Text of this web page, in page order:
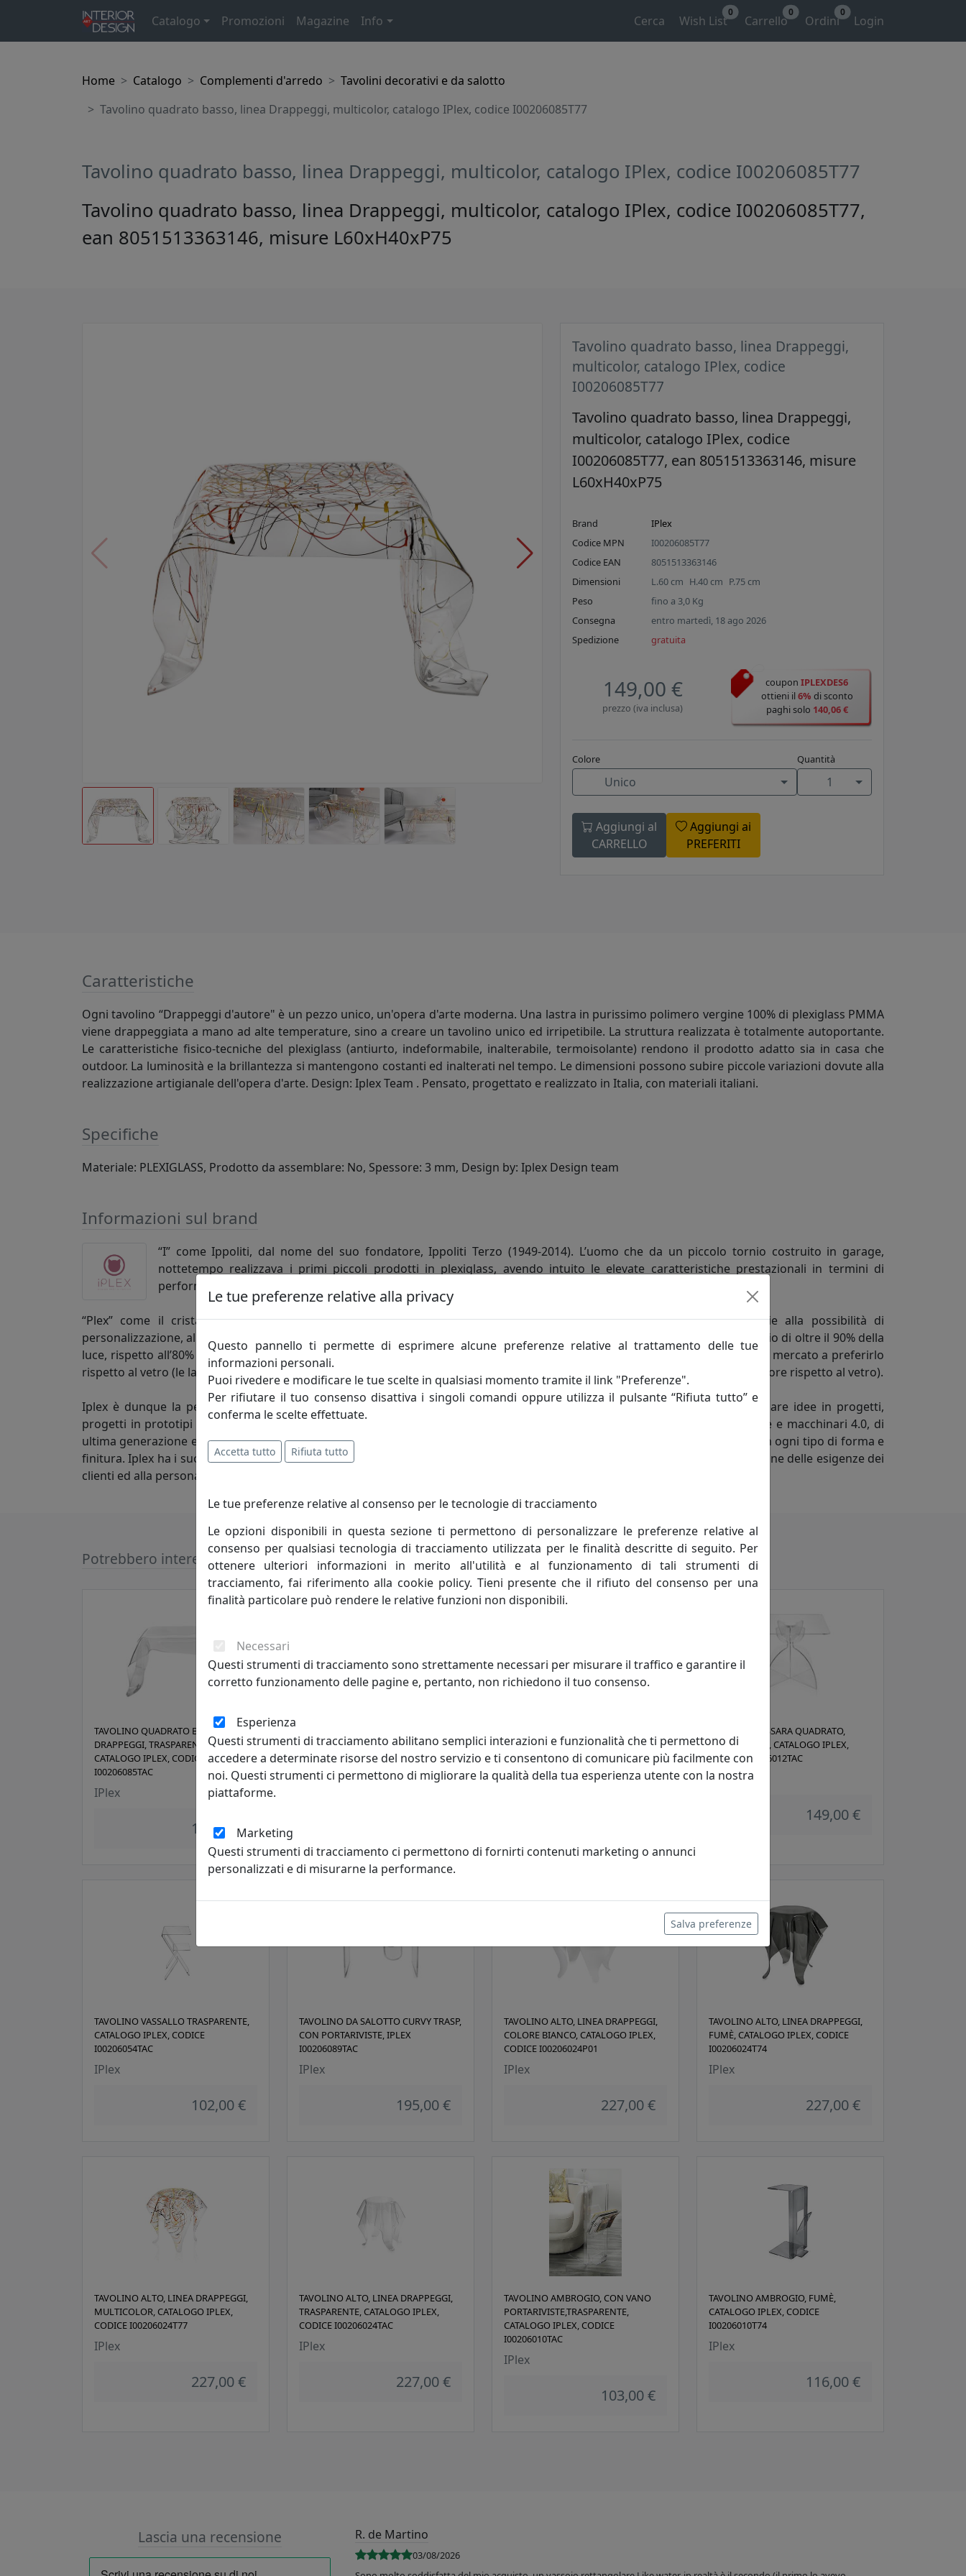
Catalogo Promozioni Magazine Info Cerca Wish List
0
Carrello
0
Ordini
0
Login
Home Catalogo Complementi d'arredo
Tavolini decorativi e da salotto
Tavolino quadrato basso, linea Drappeggi, multicolor, catalogo IPlex, codice I00206085T77
Tavolino quadrato basso, linea Drappeggi, multicolor, catalogo IPlex, codice I00206085T77
Tavolino quadrato basso, linea Drappeggi, multicolor, catalogo IPlex, codice I00206085T77,
ean 8051513363146, misure L60xH40xP75
Tavolino quadrato basso, linea Drappeggi,
multicolor, catalogo IPlex, codice
I00206085T77
Tavolino quadrato basso, linea Drappeggi,
multicolor, catalogo IPlex, codice
I00206085T77, ean 8051513363146, misure
L60xH40xP75
Brand
IPlex
Codice MPN
I00206085T77
Codice EAN
8051513363146
Dimensioni
L.60 cm H.40 cm P.75 cm
Peso
fino a 3,0 Kg
Consegna
entro martedì, 18 ago 2026
Spedizione
gratuita
149,00 €
prezzo (iva inclusa)
couponIPLEXDES6
ottieni il6% di sconto
paghi solo 140,06 €
Colore
Unico
Quantità
1
Aggiungi al
CARRELLO
Aggiungi ai
PREFERITI
Caratteristiche
Ogni tavolino “Drappeggi d'autore" è un pezzo unico, un'opera d'arte moderna. Una lastra in purissimo polimero vergine 100% di plexiglass PMMA
viene drappeggiata a mano ad alte temperature, sino a creare un tavolino unico ed irripetibile. La struttura realizzata è totalmente autoportante.
Le caratteristiche fisico-tecniche del plexiglass (antiurto, indeformabile, inalterabile, termoisolante) rendono il prodotto adatto sia in casa che
outdoor. La luminosità e la brillantezza si mantengono costanti ed inalterati nel tempo. Le dimensioni possono subire piccole variazioni dovute alla
realizzazione artigianale dell'opera d'arte. Design: Iplex Team . Pensato, progettato e realizzato in Italia, con materiali italiani.
Specifiche
Materiale: PLEXIGLASS, Prodotto da assemblare: No, Spessore: 3 mm, Design by: Iplex Design team
Informazioni sul brand
“I” come Ippoliti, dal nome del suo fondatore, Ippoliti Terzo (1949-2014). L’uomo che da un piccolo tornio costruito in garage,
nottetempo realizzava i primi piccoli prodotti in plexiglass, avendo intuito le elevate caratteristiche prestazionali in termini di
performance di questo innovativo ed ecologico materiale.
“Plex” come il cristallo acrilico, un materiale privilegiato, impiegato per realizzazioni di design industriale che, grazie alla possibilità di
personalizzazione, al suo elevato grado di trasparenza (specifici test hanno dimostrato come il plexiglass permetta il passaggio di oltre il 90% della
luce, rispetto all’80% del vetro, ed elimina, quasi totalmente, qualunque tipo di distorsione ottica.), alla infrangibilità (spinge il mercato a preferirlo
rispetto al vetro (le lastre di plexiglass da 3 millimetri, risultano quasi infrangibili, e dimostrando una resistenza 15 volte superiore rispetto al vetro).
Iplex è dunque la perfetta combinazione tra innovazione tecnologica ed artigianalità, in grado di immaginare e trasformare idee in progetti,
progetti in prototipi e, infine, realizzare prodotti di design che arredano l’ambiente domestico. Iplex dispone di attrezzature e macchinari 4.0, di
ultima generazione e a bassissimo impatto ecologico, che consentono di lavorare tutte le tipologie di materiale, da forgiare in ogni tipo di forma e
finitura. Iplex ha i suoi punti di forza nella squadra di lavoro, formata da decine di anni di collaborazione orientata alla soluzione delle esigenze dei
clienti ed alla personalizzazione di ciascun prodotto.
Potrebbero interessarti
TAVOLINO QUADRATO BASSO, LINEA
DRAPPEGGI, TRASPARENTE,
CATALOGO IPLEX, CODICE
I00206085TAC
IPlex
149,00 €
DRAPPEGGI, BIANCO, CATALOGO
IPLEX, CODICE I00206085P01
IPlex
DRAPPEGGI, FUMÈ, CATALOGO IPLEX,
CODICE I00206085T74
IPlex
TAVOLINO TESSARA QUADRATO,
TRASPARENTE, CATALOGO IPLEX,
CODICE I00206012TAC
IPlex
149,00 €
TAVOLINO VASSALLO TRASPARENTE,
CATALOGO IPLEX, CODICE
I00206054TAC
IPlex
102,00 €
TAVOLINO DA SALOTTO CURVY TRASP,
CON PORTARIVISTE, IPLEX
I00206089TAC
IPlex
195,00 €
TAVOLINO ALTO, LINEA DRAPPEGGI,
COLORE BIANCO, CATALOGO IPLEX,
CODICE I00206024P01
IPlex
227,00 €
TAVOLINO ALTO, LINEA DRAPPEGGI,
FUMÈ, CATALOGO IPLEX, CODICE
I00206024T74
IPlex
227,00 €
TAVOLINO ALTO, LINEA DRAPPEGGI,
MULTICOLOR, CATALOGO IPLEX,
CODICE I00206024T77
IPlex
227,00 €
TAVOLINO ALTO, LINEA DRAPPEGGI,
TRASPARENTE, CATALOGO IPLEX,
CODICE I00206024TAC
IPlex
227,00 €
TAVOLINO AMBROGIO, CON VANO
PORTARIVISTE,TRASPARENTE,
CATALOGO IPLEX, CODICE
I00206010TAC
IPlex
103,00 €
TAVOLINO AMBROGIO, FUMÈ,
CATALOGO IPLEX, CODICE
I00206010T74
IPlex
116,00 €
Lascia una recensione R. de Martino
03/08/2026
Le tue preferenze relative alla privacy
Questo pannello ti permette di esprimere alcune preferenze relative al trattamento delle tue
informazioni personali.
Puoi rivedere e modificare le tue scelte in qualsiasi momento tramite il link "Preferenze".
Per rifiutare il tuo consenso disattiva i singoli comandi oppure utilizza il pulsante “Rifiuta tutto” e
conferma le scelte effettuate.
Accetta tutto Rifiuta tutto
Le tue preferenze relative al consenso per le tecnologie di tracciamento
Le opzioni disponibili in questa sezione ti permettono di personalizzare le preferenze relative al
consenso per qualsiasi tecnologia di tracciamento utilizzata per le finalità descritte di seguito. Per
ottenere ulteriori informazioni in merito all'utilità e al funzionamento di tali strumenti di
tracciamento, fai riferimento alla cookie policy. Tieni presente che il rifiuto del consenso per una
finalità particolare può rendere le relative funzioni non disponibili.
Necessari
Questi strumenti di tracciamento sono strettamente necessari per misurare il traffico e garantire il
corretto funzionamento delle pagine e, pertanto, non richiedono il tuo consenso.
Esperienza
Questi strumenti di tracciamento abilitano semplici interazioni e funzionalità che ti permettono di
accedere a determinate risorse del nostro servizio e ti consentono di comunicare più facilmente con
noi. Questi strumenti ci permettono di migliorare la qualità della tua esperienza utente con la nostra
piattaforme.
Marketing
Questi strumenti di tracciamento ci permettono di fornirti contenuti marketing o annunci
personalizzati e di misurarne la performance.
Salva preferenze